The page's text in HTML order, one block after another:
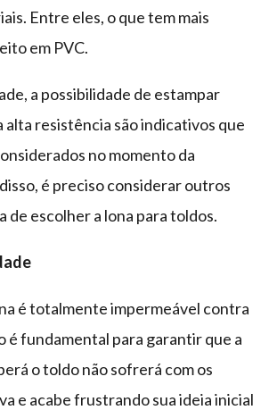
Entre eles, o que tem mais
em PVC.
a possibilidade de estampar
alta resistência são indicativos que
no momento da
é preciso considerar outros
de escolher a lona para toldos.
é totalmente impermeável contra
é fundamental para garantir que a
o toldo não sofrerá com os
e acabe frustrando sua ideia inicial